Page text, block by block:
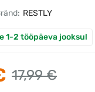
RESTLY
1-2 tööpäeva jooksul
17,99 €